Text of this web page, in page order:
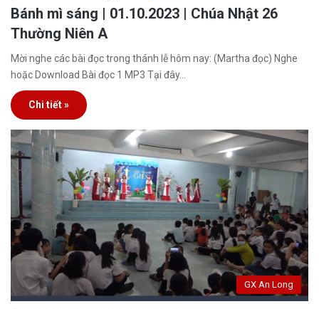
Bánh mì sáng | 01.10.2023 | Chúa Nhật 26
Thường Niên A
Mời nghe các bài đọc trong thánh lễ hôm nay: (Martha đọc) Nghe
hoặc Download Bài đọc 1 MP3 Tại đây…
Chi tiết »
GX An Long